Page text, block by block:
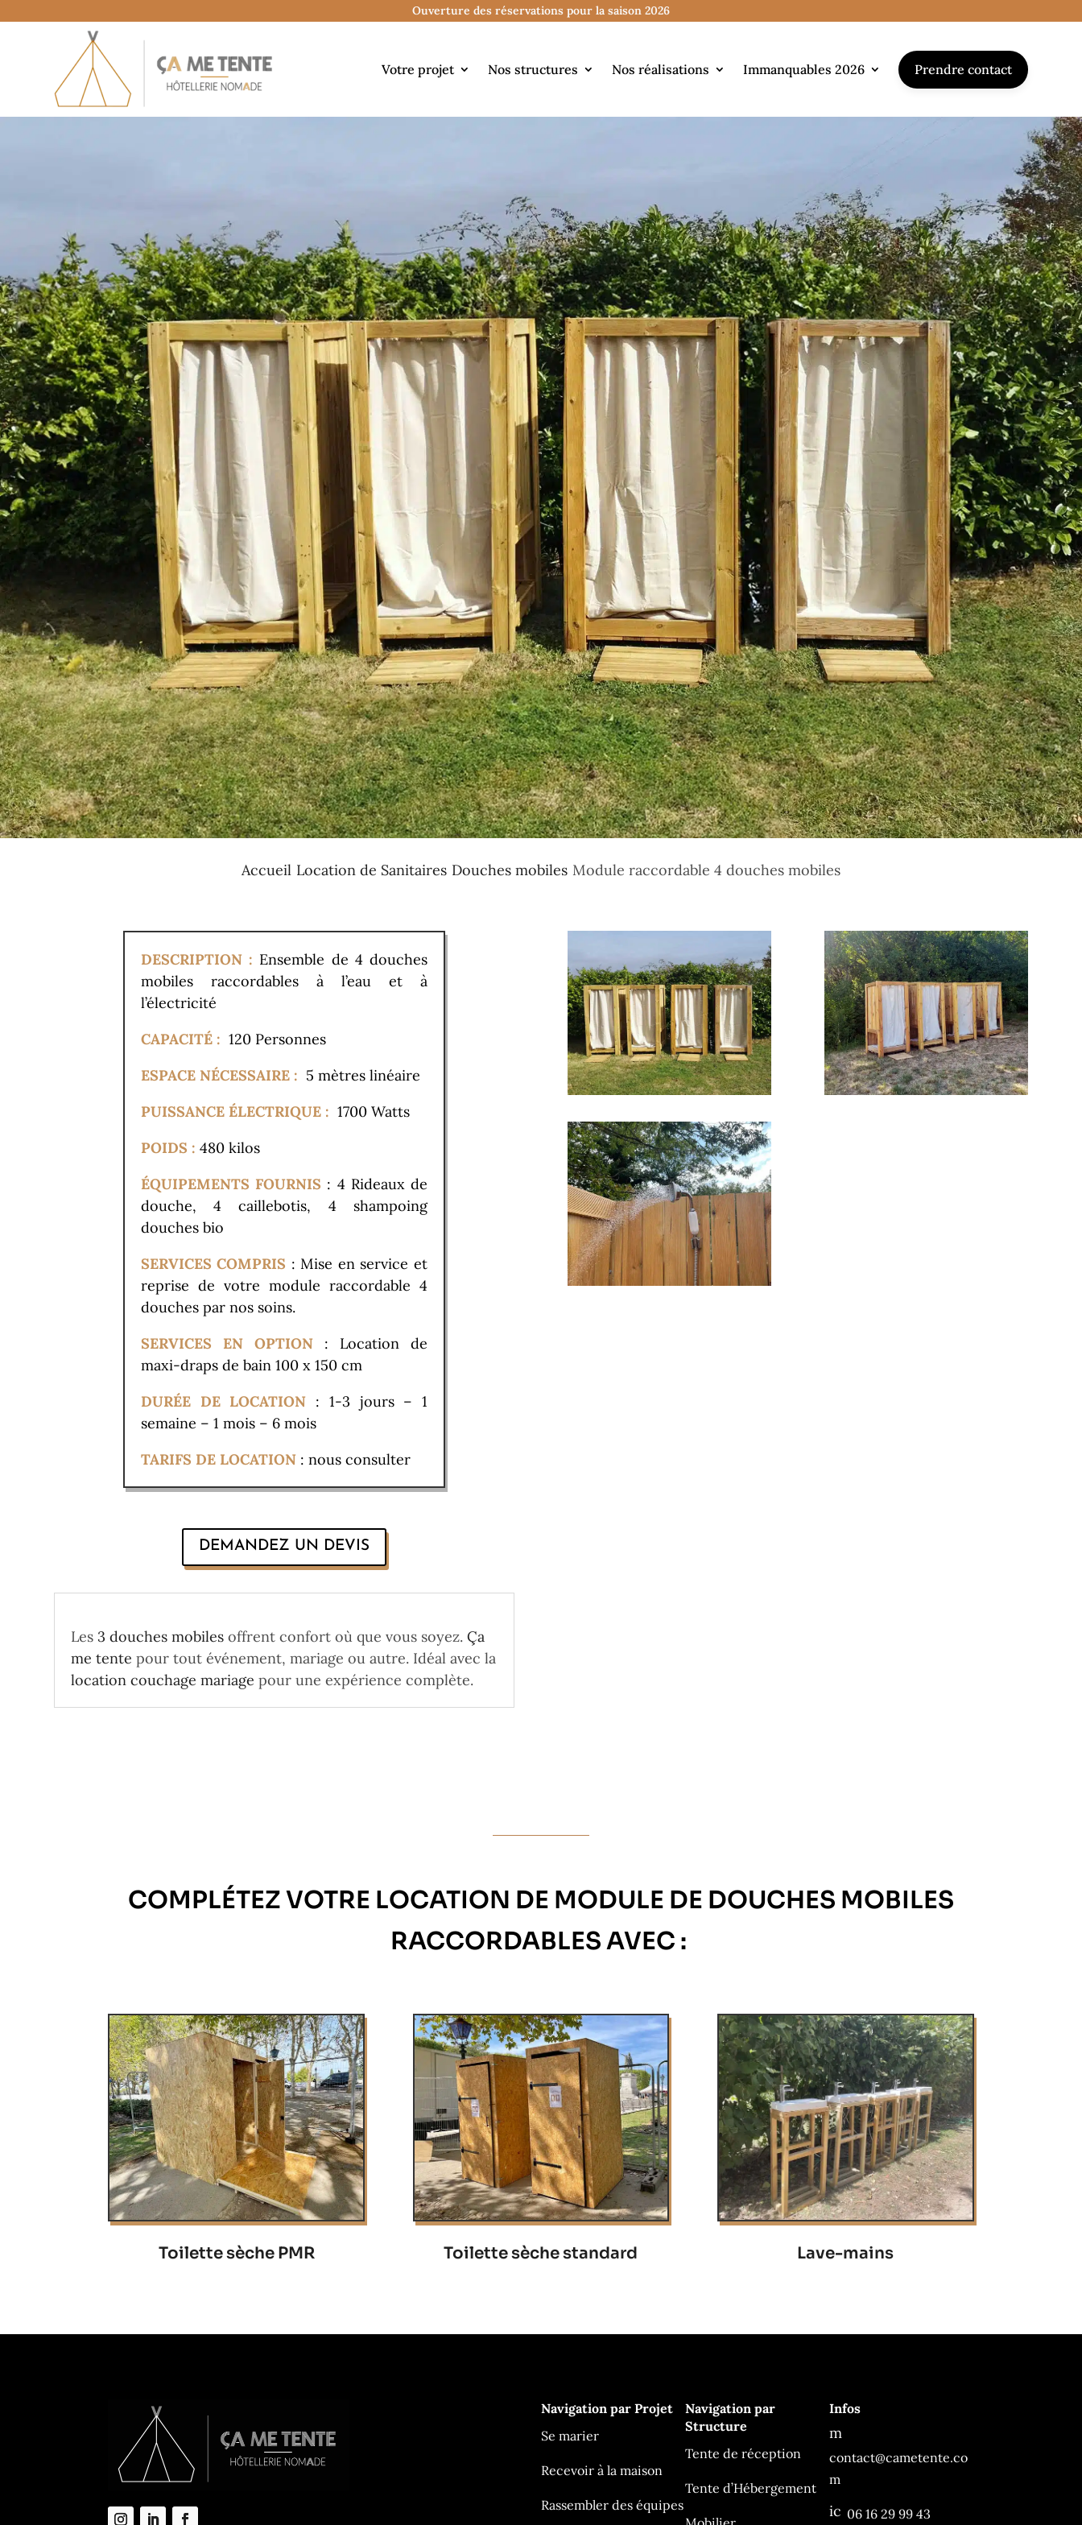
Ouverture des réservations pour la saison 2026
Votre projet Nos structures Nos réalisations Immanquables 2026 Prendre contact
Accueil Location de Sanitaires Douches mobiles Module raccordable 4 douches mobiles
DESCRIPTION : Ensemble de 4 douches
mobiles raccordables à l’eau et à
l’électricité
CAPACITÉ : 120 Personnes
ESPACE NÉCESSAIRE : 5 mètres linéaire
PUISSANCE ÉLECTRIQUE : 1700 Watts
POIDS : 480 kilos
ÉQUIPEMENTS FOURNIS : 4 Rideaux de
douche, 4 caillebotis, 4 shampoing
douches bio
SERVICES COMPRIS : Mise en service et
reprise de votre module raccordable 4
douches par nos soins.
SERVICES EN OPTION: Location de
maxi-draps de bain 100 x 150 cm
DURÉE DE LOCATION : 1-3 jours – 1
semaine – 1 mois – 6 mois
TARIFS DE LOCATION: nous consulter
DEMANDEZ UN DEVIS
Les 3 douches mobiles offrent confort où que vous soyez.Ça
me tente pour tout événement, mariage ou autre. Idéal avec la
location couchage mariage pour une expérience complète.
COMPLÉTEZ VOTRE LOCATION DE MODULE DE DOUCHES MOBILES
RACCORDABLES AVEC :
Toilette sèche PMR Toilette sèche standard Lave-mains
Navigation par Projet
Se marier
Recevoir à la maison
Rassembler des équipes
Navigation par
Structure
Tente de réception
Tente d’Hébergement
Infos
m
sa
g
2
ic
contact@cametente.co
m
ic 06 16 29 99 43
Ça Me Tente